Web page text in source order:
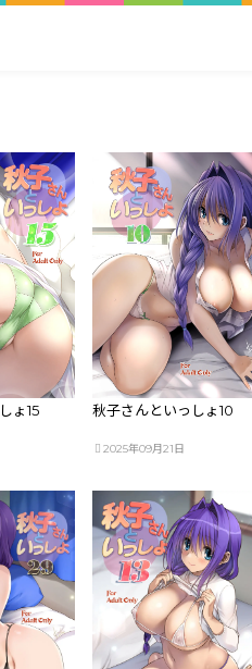
ょ15 秋子さんといっしょ10
2025年09月21日